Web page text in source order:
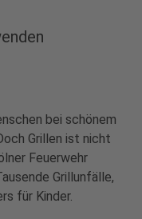
bei schönem
Grillen ist nicht
Feuerwehr
Grillunfälle,
für Kinder.